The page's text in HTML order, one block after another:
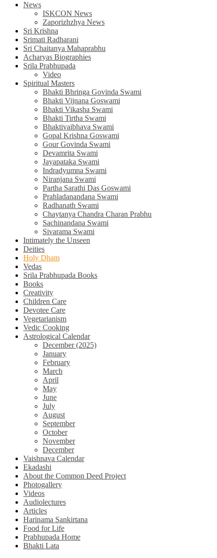
News
ISKCON News
Zaporizhzhya News
Sri Krishna
Srimati Radharani
Sri Chaitanya Mahaprabhu
Acharyas Biographies
Srila Prabhupada
Video
Spiritual Masters
Bhakti Bhringa Govinda Swami
Bhakti Vijnana Goswami
Bhakti Vikasha Swami
Bhakti Tirtha Swami
Bhaktivaibhava Swami
Gopal Krishna Goswami
Gour Govinda Swami
Devamrita Swami
Jayapataka Swami
Indradyumna Swami
Niranjana Swami
Partha Sarathi Das Goswami
Prahladanandana Swami
Radhanath Swami
Chaytanya Chandra Charan Prabhu
Sachinandana Swami
Sivarama Swami
Intimately the Unseen
Deities
Holy Dham
Vedas
Srila Prabhupada Books
Books
Creativity
Children Care
Devotee Care
Vegetarianism
Vedic Cooking
Astrological Calendar
December (2025)
January
February
March
April
May
June
July
August
September
October
November
December
Vaishnava Calendar
Ekadashi
About the Common Deed Project
Photogallery
Videos
Audiolectures
Articles
Harinama Sankirtana
Food for Life
Prabhupada Home
Bhakti Lata